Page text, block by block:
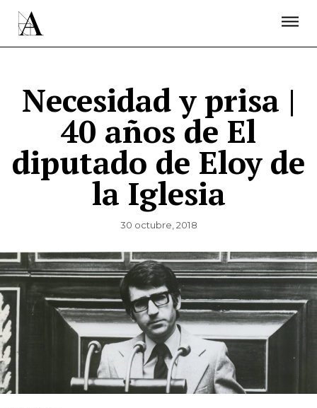
Necesidad y prisa |
40 años de El
diputado de Eloy de
la Iglesia
30 octubre, 2018
ÚNETE A LA ACADEMIA DE CINE
PRENSA
NEWSLETTER